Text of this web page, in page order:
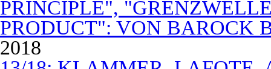
PRINCIPLE",
PRODUCT": VON BAROCK
2018